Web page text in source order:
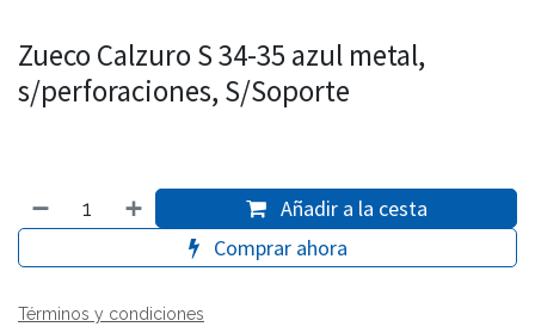
Zueco Calzuro S 34-35 azul metal,
s/perforaciones, S/Soporte
Añadir a la cesta
Comprar ahora
Términos y condiciones